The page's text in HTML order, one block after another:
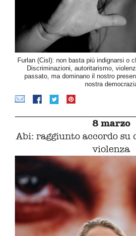
Furlan (Cisl): non basta più indignarsi o
Discriminazioni, autoritarismo,
passato, ma dominano il nostro
nostra
8 marzo
Abi: raggiunto accordo su
violenza